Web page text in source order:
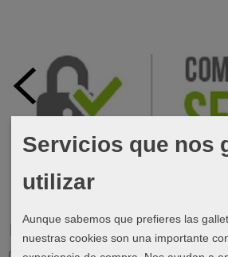
Marcas
Servicios que nos
utilizar
Aunque sabemos que prefieres las
nuestras cookies son una importante